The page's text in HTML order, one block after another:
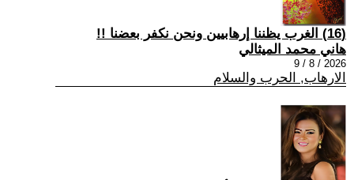
(16) الغرب يظننا إرهابيين ونحن نكفر بعضنا !!
هاني محمد الميثالي
2026 / 8 / 9
الارهاب, الحرب والسلام